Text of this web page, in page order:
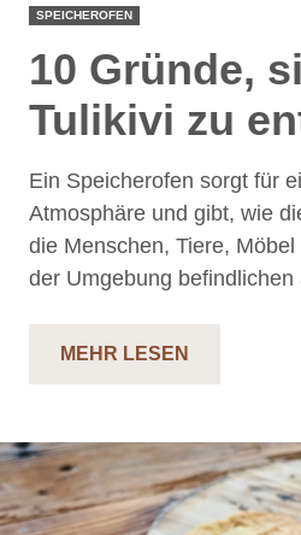
SPEICHEROFEN
10 Gründe,
Tulikivi zu
Ein Speicherofen sorgt für
Atmosphäre und gibt, wie
die Menschen, Tiere,
der Umgebung befindlichen
MEHR LESEN